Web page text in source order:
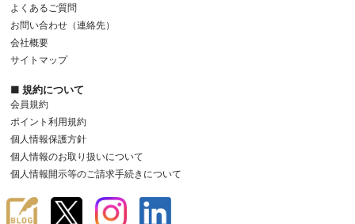
よくあるご質問
お問い合わせ（連絡先）
会社概要
サイトマップ
■ 規約について
会員規約
ポイント利用規約
個人情報保護方針
個人情報のお取り扱いについて
個人情報開示等のご請求手続きについて